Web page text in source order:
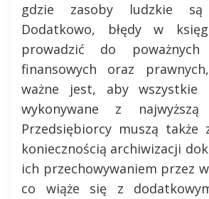
gdzie zasoby ludzkie są
Dodatkowo, błędy w
prowadzić do poważnych
finansowych oraz
ważne jest, aby wszystkie
wykonywane z najwyższą
Przedsiębiorcy muszą także
koniecznością archiwizacji
ich przechowywaniem przez
co wiąże się z